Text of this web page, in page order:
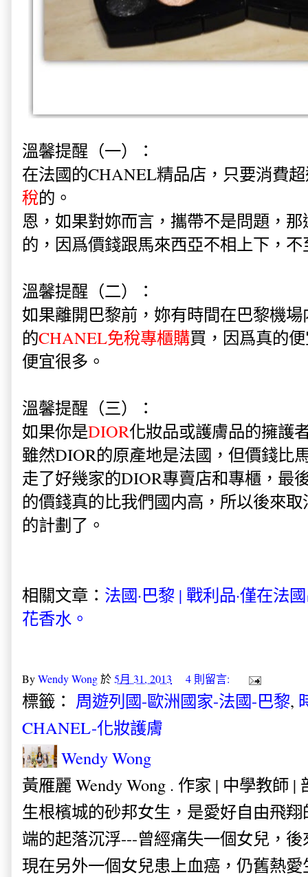
溫馨提醒（一）：
在法國的CHANEL精品店，只要消費
稅的。
恩，如果對妳而言，攜帶不是問題，
的，因爲價錢跟馬來西亞不相上下，
溫馨提醒（二）：
如果離開巴黎前，妳有時間在巴黎機
的CHANEL免稅專櫃購買，因爲真的
便宜很多。
溫馨提醒（三）：
如果你是DIOR化妝品或護膚品的擁護
雖然DIOR的原產地是法國，但價錢比
走了好幾家的DIOR專賣店和專櫃，最
的價錢真的比我們國内高，所以後來
的計劃了。
相關文章： 法國·巴黎 | 戰利品·僅在法
花香水。
ByWendy Wong於5月 31, 2013 4 則留言:
標籤： 周遊列國-歐洲國家-法國-巴黎,
CHANEL-化妝護膚
Wendy Wong
黃雁麗 Wendy Wong . 作家 | 中學教師 |
生根檳城的砂邦女生，是愛好自由飛
端的起落沉浮---曾經痛失一個女兒，
現在另外一個女兒患上血癌，仍舊熱